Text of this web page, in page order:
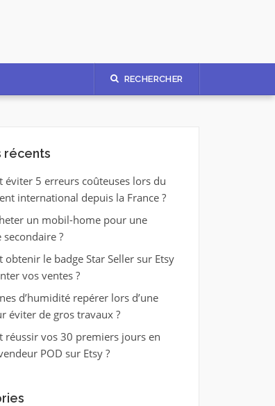
RECHERCHER
récents
éviter 5 erreurs coûteuses lors du
international depuis la France ?
un mobil-home pour une
secondaire ?
obtenir le badge Star Seller sur Etsy
vos ventes ?
d’humidité repérer lors d’une
éviter de gros travaux ?
réussir vos 30 premiers jours en
POD sur Etsy ?